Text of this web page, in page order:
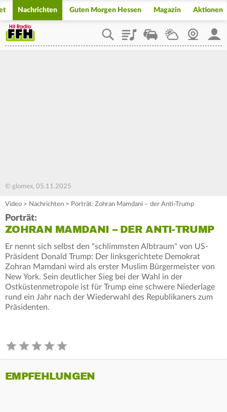
Nachrichten Guten Morgen Hessen Magazin Aktionen
PlaylistStaupilotWetterWebcam
© glomex, 05.11.2025
Video > Nachrichten > Porträt: Zohran Mamdani – der Anti-Trump
Porträt:
ZOHRAN MAMDANI – DER ANTI-TRUMP
Er nennt sich selbst den "schlimmsten Albtraum" von US-
Präsident Donald Trump: Der linksgerichtete Demokrat
Zohran Mamdani wird als erster Muslim Bürgermeister von
New York. Sein deutlicher Sieg bei der Wahl in der
Ostküstenmetropole ist für Trump eine schwere Niederlage
rund ein Jahr nach der Wiederwahl des Republikaners zum
Präsidenten.
EMPFEHLUNGEN